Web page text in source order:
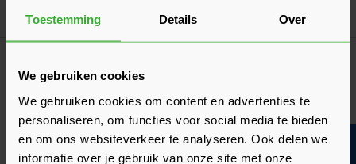
Toestemming Details Over
We gebruiken cookies
We gebruiken cookies om content en advertenties te
personaliseren, om functies voor social media te bieden
en om ons websiteverkeer te analyseren. Ook delen we
informatie over je gebruik van onze site met onze
Hoeveel bestrating per m² heb je nodig?
Wij leggen je eenvoudig uit hoe je zelf berekent hoeveel
tegels of klinkers je nodig hebt per m2!
Laatst gewijzigd: Maart 2026
Leestijd: 1 minuut